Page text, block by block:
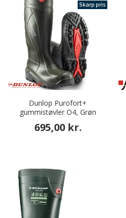
Skarp pris
Dunlop Purofort+
gummistøvler O4, Grøn
695,00 kr.